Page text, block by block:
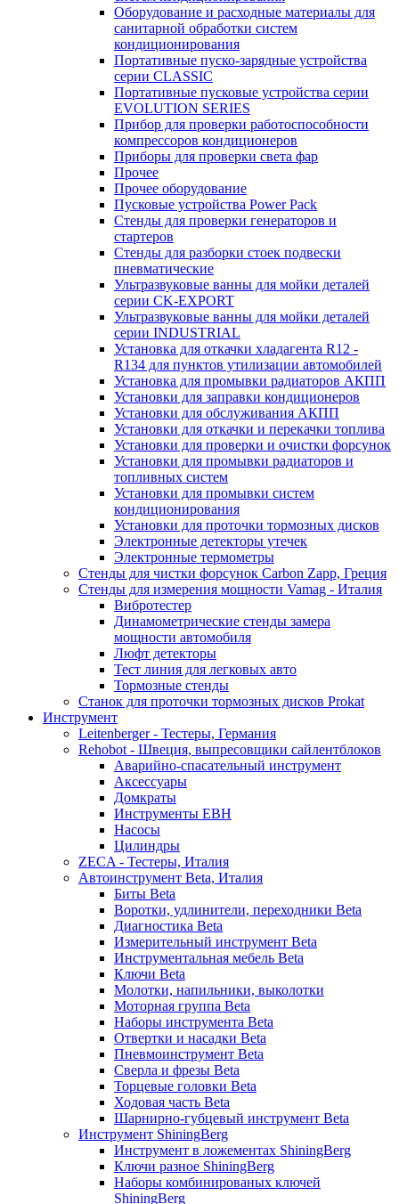
Оборудование и расходные материалы для
санитарной обработки систем
кондиционирования
Портативные пуско-зарядные устройства
серии CLASSIC
Портативные пусковые устройства серии
EVOLUTION SERIES
Прибор для проверки работоспособности
компрессоров кондиционеров
Приборы для проверки света фар
Прочее
Прочее оборудование
Пусковые устройства Power Pack
Стенды для проверки генераторов и
стартеров
Стенды для разборки стоек подвески
пневматические
Ультразвуковые ванны для мойки деталей
серии CK-EXPORT
Ультразвуковые ванны для мойки деталей
серии INDUSTRIAL
Установка для откачки хладагента R12 -
R134 для пунктов утилизации автомобилей
Установка для промывки радиаторов АКПП
Установки для заправки кондиционеров
Установки для обслуживания АКПП
Установки для откачки и перекачки топлива
Установки для проверки и очистки форсунок
Установки для промывки радиаторов и
топливных систем
Установки для промывки систем
кондиционирования
Установки для проточки тормозных дисков
Электронные детекторы утечек
Электронные термометры
Стенды для чистки форсунок Carbon Zapp, Греция
Стенды для измерения мощности Vamag - Италия
Вибротестер
Динамометрические стенды замера
мощности автомобиля
Люфт детекторы
Тест линия для легковых авто
Тормозные стенды
Станок для проточки тормозных дисков Prokat
Инструмент
Leitenberger - Тестеры, Германия
Rehobot - Швеция, выпресовщики сайлентблоков
Аварийно-спасательный инструмент
Аксессуары
Домкраты
Инструменты EBH
Насосы
Цилиндры
ZECA - Тестеры, Италия
Автоинструмент Beta, Италия
Биты Beta
Воротки, удлинители, переходники Beta
Диагностика Beta
Измерительный инструмент Beta
Инструментальная мебель Beta
Ключи Beta
Молотки, напильники, выколотки
Моторная группа Beta
Наборы инструмента Beta
Отвертки и насадки Beta
Пневмоинструмент Beta
Сверла и фрезы Beta
Торцевые головки Beta
Ходовая часть Beta
Шарнирно-губцевый инструмент Beta
Инструмент ShiningBerg
Инструмент в ложементах ShiningBerg
Ключи разное ShiningBerg
Наборы комбинированых ключей
ShiningBerg